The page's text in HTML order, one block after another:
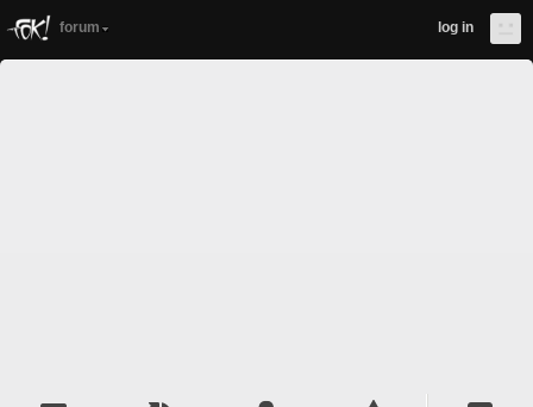
forum log in